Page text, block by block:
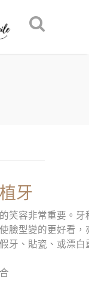
牙
笑容非常重要。
臉型變的更好看
牙、貼瓷、或漂